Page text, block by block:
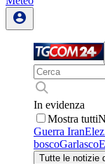
In evidenza
Mostra tutti
Guerra Iran
boscoGarlasco
Tutte le notizie